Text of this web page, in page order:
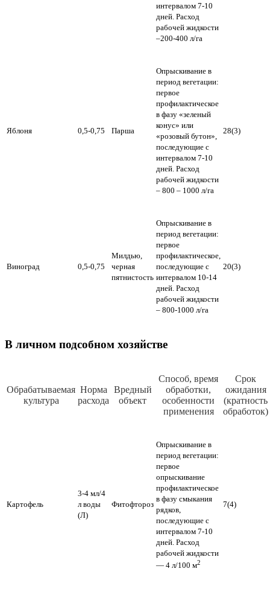
интервалом 7-10
дней. Расход
рабочей жидкости
–200-400 л/га
Яблоня 0,5-0,75 Парша
Опрыскивание в
период вегетации:
первое
профилактическое
в фазу «зеленый
конус» или
«розовый бутон»,
последующие с
интервалом 7-10
дней. Расход
рабочей жидкости
– 800 – 1000 л/га
28(3)
Виноград 0,5-0,75
Милдью,
черная
пятнистость
Опрыскивание в
период вегетации:
первое
профилактическое,
последующие с
интервалом 10-14
дней. Расход
рабочей жидкости
– 800-1000 л/га
20(3)
В личном подсобном хозяйстве
Обрабатываемая
культура
Норма
расхода
Вредный
объект
Способ, время
обработки,
особенности
применения
Срок
ожидания
(кратность
обработок)
Картофель
3-4 мл/4
л воды
(Л)
Фитофтороз
Опрыскивание в
период вегетации:
первое
опрыскивание
профилактическое
в фазу смыкания
рядков,
последующие с
интервалом 7-10
дней. Расход
рабочей жидкости
— 4 л/100 м2
7(4)